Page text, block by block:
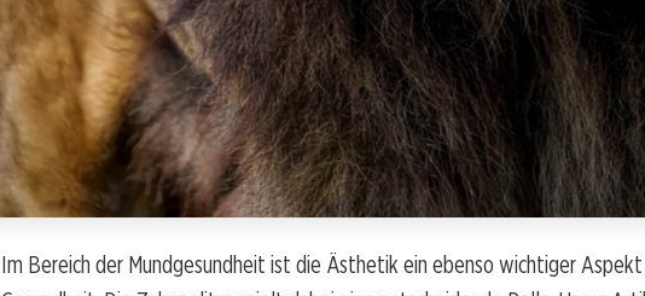
Im Bereich der Mundgesundheit ist die Ästhetik ein ebenso wichtiger